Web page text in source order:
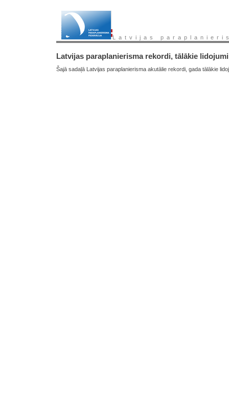
Latvijas
Latvijas paraplanierisma rekordi, tālākie lidojumi
Šajā sadaļā Latvijas paraplanierisma akutālie rekordi, gada tālākie